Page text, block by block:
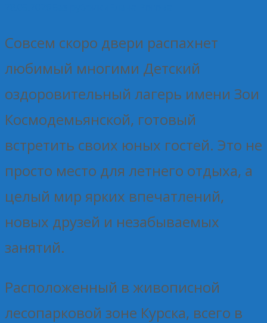
Совсем скоро двери распахнет
любимый многими Детский
оздоровительный лагерь имени Зои
Космодемьянской, готовый
встретить своих юных гостей. Это не
просто место для летнего отдыха, а
целый мир ярких впечатлений,
новых друзей и незабываемых
занятий.
Расположенный в живописной
лесопарковой зоне Курска, всего в